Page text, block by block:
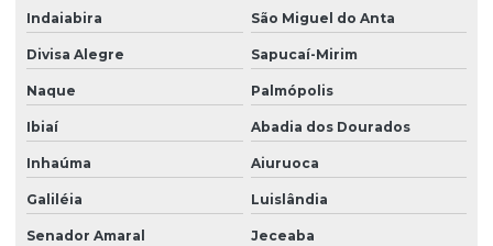
Indaiabira São Miguel do Anta
Divisa Alegre Sapucaí-Mirim
Naque Palmópolis
Ibiaí Abadia dos Dourados
Inhaúma Aiuruoca
Galiléia Luislândia
Senador Amaral Jeceaba